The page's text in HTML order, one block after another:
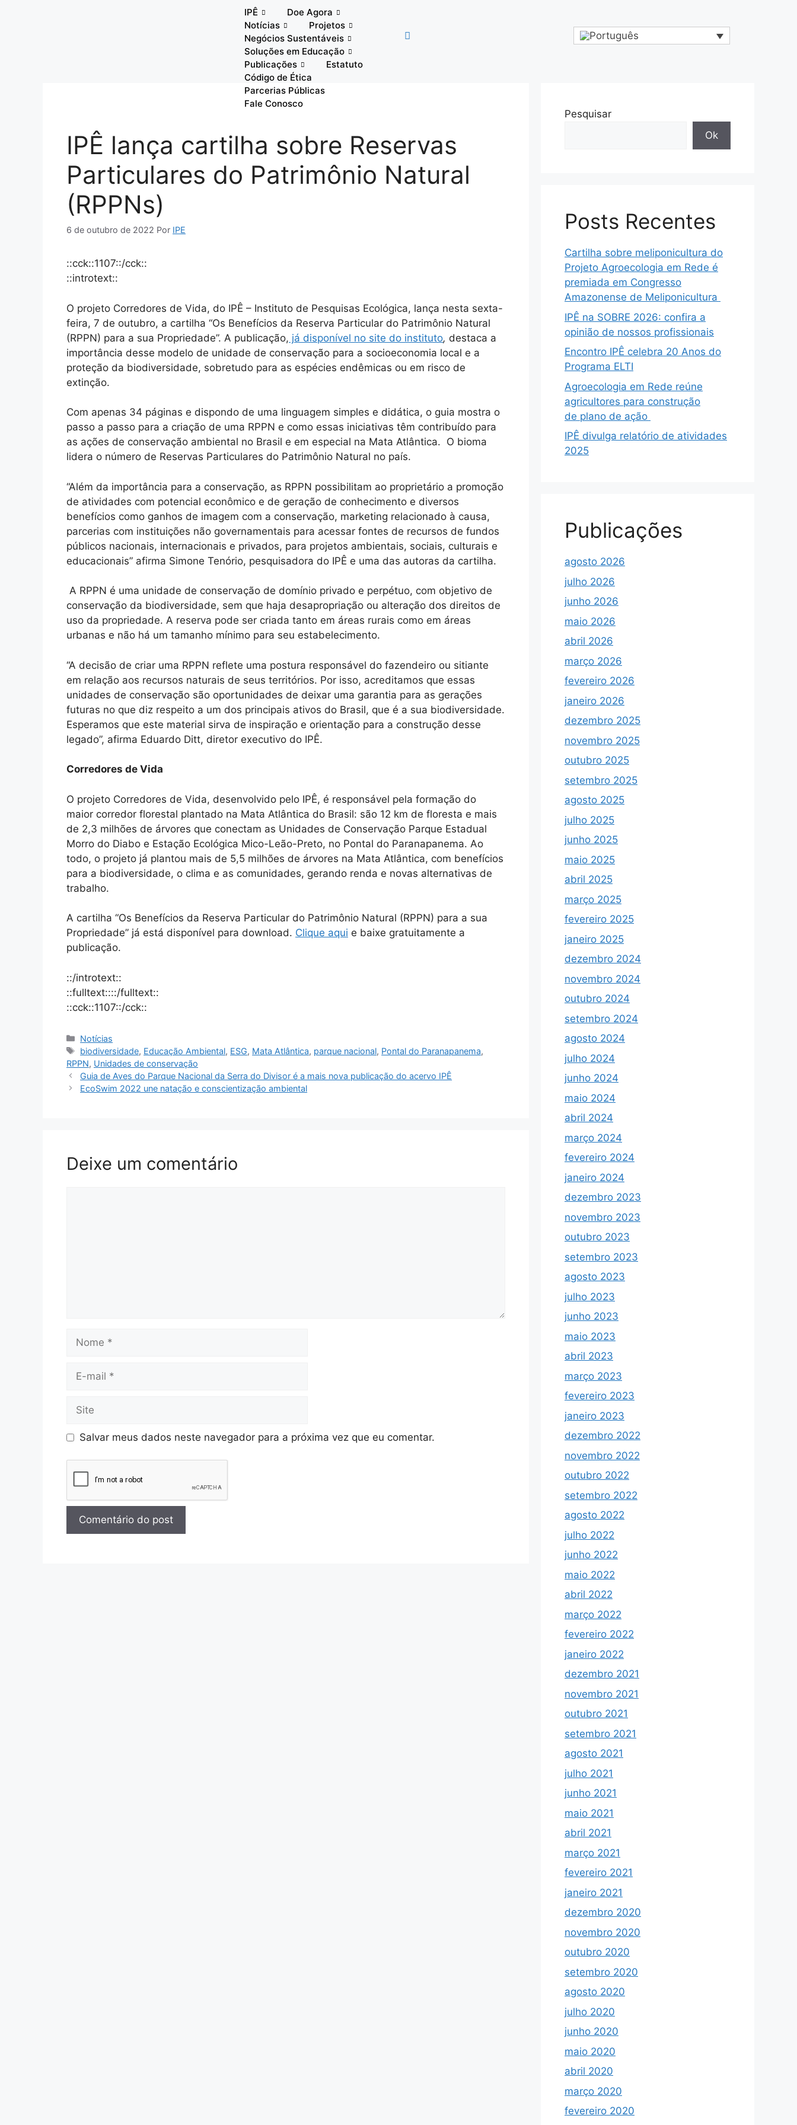
IPÊ
Doe Agora
Notícias
Projetos
Negócios Sustentáveis
Soluções em Educação
Publicações
Estatuto
Código de Ética
Parcerias Públicas
Fale Conosco
IPÊ lança cartilha sobre Reservas
Particulares do Patrimônio Natural
(RPPNs)
6 de outubro de 2022 Por IPE
::cck::1107::/cck::
::introtext::
O projeto Corredores de Vida, do IPÊ – Instituto de Pesquisas Ecológica, lança nesta sexta-
feira, 7 de outubro, a cartilha “Os Benefícios da Reserva Particular do Patrimônio Natural
(RPPN) para a sua Propriedade”. A publicação, já disponível no site do instituto, destaca a
importância desse modelo de unidade de conservação para a socioeconomia local e a
proteção da biodiversidade, sobretudo para as espécies endêmicas ou em risco de
extinção.
Com apenas 34 páginas e dispondo de uma linguagem simples e didática, o guia mostra o
passo a passo para a criação de uma RPPN e como essas iniciativas têm contribuído para
as ações de conservação ambiental no Brasil e em especial na Mata Atlântica. O bioma
lidera o número de Reservas Particulares do Patrimônio Natural no país.
“Além da importância para a conservação, as RPPN possibilitam ao proprietário a promoção
de atividades com potencial econômico e de geração de conhecimento e diversos
benefícios como ganhos de imagem com a conservação, marketing relacionado à causa,
parcerias com instituições não governamentais para acessar fontes de recursos de fundos
públicos nacionais, internacionais e privados, para projetos ambientais, sociais, culturais e
educacionais” afirma Simone Tenório, pesquisadora do IPÊ e uma das autoras da cartilha.
A RPPN é uma unidade de conservação de domínio privado e perpétuo, com objetivo de
conservação da biodiversidade, sem que haja desapropriação ou alteração dos direitos de
uso da propriedade. A reserva pode ser criada tanto em áreas rurais como em áreas
urbanas e não há um tamanho mínimo para seu estabelecimento.
“A decisão de criar uma RPPN reflete uma postura responsável do fazendeiro ou sitiante
em relação aos recursos naturais de seus territórios. Por isso, acreditamos que essas
unidades de conservação são oportunidades de deixar uma garantia para as gerações
futuras no que diz respeito a um dos principais ativos do Brasil, que é a sua biodiversidade.
Esperamos que este material sirva de inspiração e orientação para a construção desse
legado”, afirma Eduardo Ditt, diretor executivo do IPÊ.
Corredores de Vida
O projeto Corredores de Vida, desenvolvido pelo IPÊ, é responsável pela formação do
maior corredor florestal plantado na Mata Atlântica do Brasil: são 12 km de floresta e mais
de 2,3 milhões de árvores que conectam as Unidades de Conservação Parque Estadual
Morro do Diabo e Estação Ecológica Mico-Leão-Preto, no Pontal do Paranapanema. Ao
todo, o projeto já plantou mais de 5,5 milhões de árvores na Mata Atlântica, com benefícios
para a biodiversidade, o clima e as comunidades, gerando renda e novas alternativas de
trabalho.
A cartilha “Os Benefícios da Reserva Particular do Patrimônio Natural (RPPN) para a sua
Propriedade” já está disponível para download. Clique aqui e baixe gratuitamente a
publicação.
::/introtext::
::fulltext::::/fulltext::
::cck::1107::/cck::
Notícias
biodiversidade, Educação Ambiental, ESG, Mata Atlântica, parque nacional, Pontal do Paranapanema,
RPPN, Unidades de conservação
Guia de Aves do Parque Nacional da Serra do Divisor é a mais nova publicação do acervo IPÊ
EcoSwim 2022 une natação e conscientização ambiental
Deixe um comentário
Salvar meus dados neste navegador para a próxima vez que eu comentar.
Pesquisar
Ok
Posts Recentes
Cartilha sobre meliponicultura do
Projeto Agroecologia em Rede é
premiada em Congresso
Amazonense de Meliponicultura
IPÊ na SOBRE 2026: confira a
opinião de nossos profissionais
Encontro IPÊ celebra 20 Anos do
Programa ELTI
Agroecologia em Rede reúne
agricultores para construção
de plano de ação
IPÊ divulga relatório de atividades
2025
Publicações
agosto 2026
julho 2026
junho 2026
maio 2026
abril 2026
março 2026
fevereiro 2026
janeiro 2026
dezembro 2025
novembro 2025
outubro 2025
setembro 2025
agosto 2025
julho 2025
junho 2025
maio 2025
abril 2025
março 2025
fevereiro 2025
janeiro 2025
dezembro 2024
novembro 2024
outubro 2024
setembro 2024
agosto 2024
julho 2024
junho 2024
maio 2024
abril 2024
março 2024
fevereiro 2024
janeiro 2024
dezembro 2023
novembro 2023
outubro 2023
setembro 2023
agosto 2023
julho 2023
junho 2023
maio 2023
abril 2023
março 2023
fevereiro 2023
janeiro 2023
dezembro 2022
novembro 2022
outubro 2022
setembro 2022
agosto 2022
julho 2022
junho 2022
maio 2022
abril 2022
março 2022
fevereiro 2022
janeiro 2022
dezembro 2021
novembro 2021
outubro 2021
setembro 2021
agosto 2021
julho 2021
junho 2021
maio 2021
abril 2021
março 2021
fevereiro 2021
janeiro 2021
dezembro 2020
novembro 2020
outubro 2020
setembro 2020
agosto 2020
julho 2020
junho 2020
maio 2020
abril 2020
março 2020
fevereiro 2020